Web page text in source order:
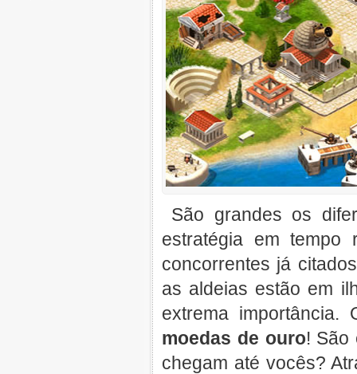
São grandes os
estratégia em tempo
concorrentes já
as aldeias estão em
extrema
moedas de ouro! São
chegam até vocês?